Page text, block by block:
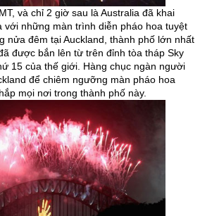
và chỉ 2 giờ sau là Australia đã khai
với những màn trình diễn pháo hoa tuyệt
nửa đêm tại Auckland, thành phố lớn nhất
được bắn lên từ trên đỉnh tòa tháp Sky
15 của thế giới. Hàng chục ngàn người
để chiêm ngưỡng màn pháo hoa
mọi nơi trong thành phố này.